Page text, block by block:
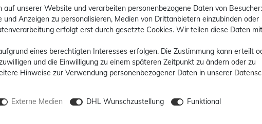
inkl. MwSt. / **Kostenloser Versand innerhalb Deutschlands möglich.
unserer Website und verarbeiten personenbezogene Daten von
Anzeigen zu personalisieren, Medien von Drittanbietern einzubinden oder
erfolgt erst durch gesetzte Cookies. Wir teilen diese Daten mit
eines berechtigten Interesses erfolgen. Die Zustimmung kann erteilt
und die Einwilligung zu einem späteren Zeitpunkt zu ändern oder zu
Hinweise zur Verwendung personenbezogener Daten in unserer
Externe Medien DHL Wunschzustellung
Funktional